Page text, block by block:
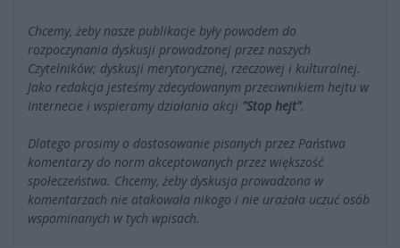
Chcemy, żeby nasze publikacje były powodem do
rozpoczynania dyskusji prowadzonej przez naszych
Czytelników; dyskusji merytorycznej, rzeczowej i kulturalnej.
Jako redakcja jesteśmy zdecydowanym przeciwnikiem hejtu w
Internecie i wspieramy działania akcji "Stop hejt".
Dlatego prosimy o dostosowanie pisanych przez Państwa
komentarzy do norm akceptowanych przez większość
społeczeństwa. Chcemy, żeby dyskusja prowadzona w
komentarzach nie atakowała nikogo i nie urażała uczuć osób
wspominanych w tych wpisach.